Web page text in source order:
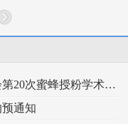
中国养蜂学会蜜源与授粉专业委员会第20次蜜蜂授粉学术交流会暨向日葵授粉现场观摩会通知 （第二轮）
通知